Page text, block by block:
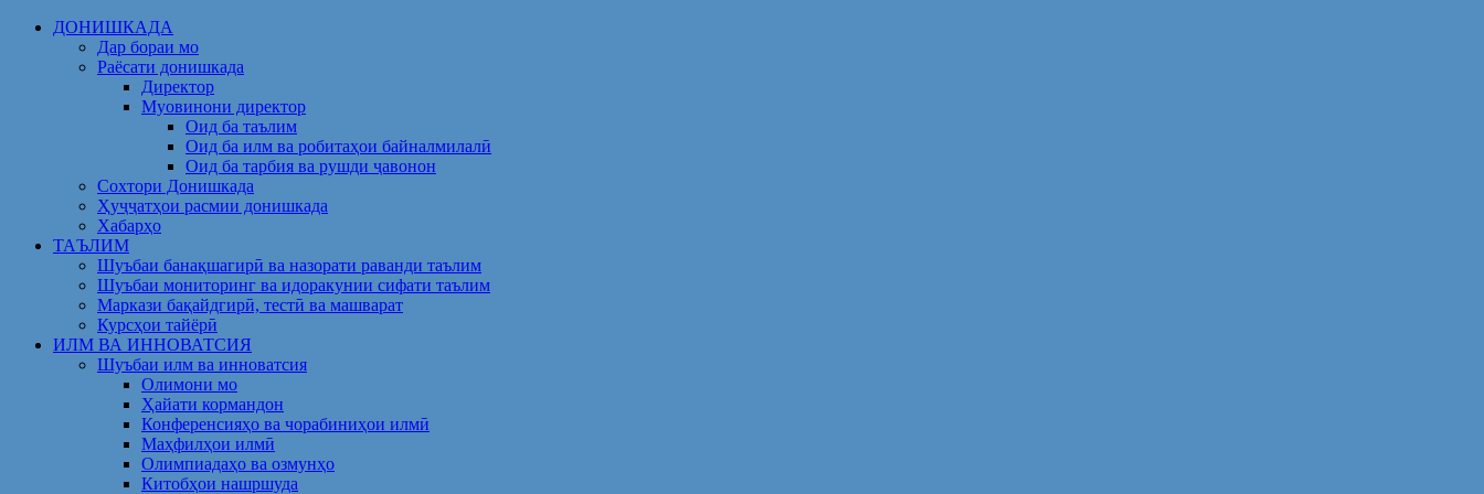
Skip
ДОНИШКАДА
Дар бораи мо
Раёсати донишкада
Директор
Муовинони директор
Оид ба таълим
Оид ба илм ва робитаҳои байналмилалӣ
Оид ба тарбия ва рушди ҷавонон
Сохтори Донишкада
Ҳуҷҷатҳои расмии донишкада
Хабарҳо
ТАЪЛИМ
Шуъбаи банақшагирӣ ва назорати раванди таълим
Шуъбаи мониторинг ва идоракунии сифати таълим
Маркази бақайдгирӣ, тестӣ ва машварат
Курсҳои тайёрӣ
ИЛМ ВА ИННОВАТСИЯ
Шуъбаи илм ва инноватсия
Олимони мо
Ҳайати кормандон
Конференсияҳо ва чорабиниҳои илмӣ
Маҳфилҳои илмӣ
Олимпиадаҳо ва озмунҳо
Китобҳои нашршуда